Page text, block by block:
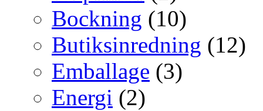
Bockning (10)
Butiksinredning (12)
Emballage (3)
Energi (2)